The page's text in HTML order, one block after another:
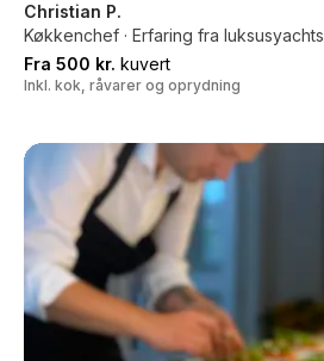
Christian P.
Køkkenchef · Erfaring fra luksusyachts
Fra 500 kr. kuvert
Inkl. kok, råvarer og oprydning